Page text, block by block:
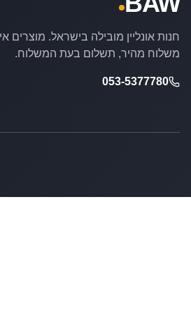
חנות אונליין מובילה בישראל. מוצרים
משלוח מהיר, תשלום בעת המשלוח.
053-5377780